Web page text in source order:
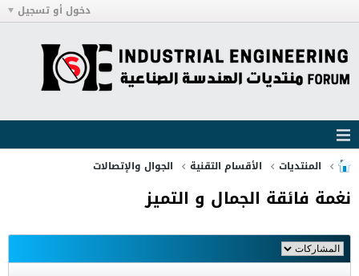
دخول أو تسجيل
المنتديات الأقسام التقنية الجوال والإتصالات
نغمة فائقة الجمال و التميز